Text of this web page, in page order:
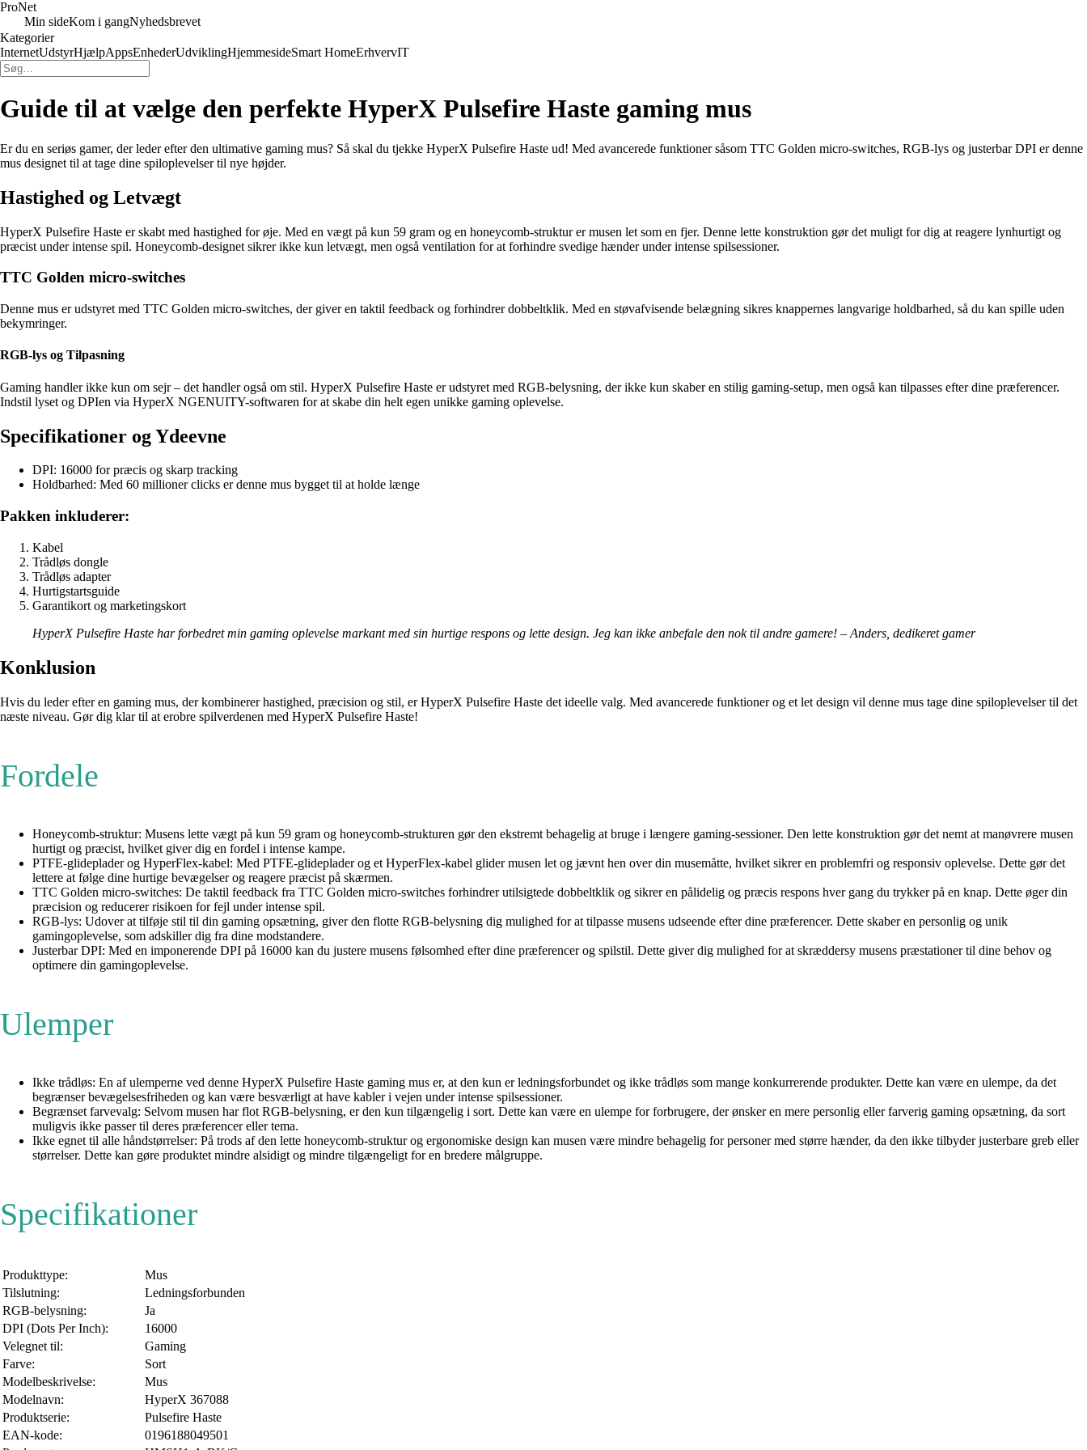
ProNet
Min sideKom i gangNyhedsbrevet
Kategorier
InternetUdstyrHjælpAppsEnhederUdviklingHjemmesideSmart HomeErhvervIT
Guide til at vælge den perfekte HyperX Pulsefire Haste gaming mus
Er du en seriøs gamer, der leder efter den ultimative gaming mus? Så skal du tjekke HyperX Pulsefire Haste ud! Med avancerede funktioner såsom TTC Golden micro-switches, RGB-lys og justerbar DPI er denne
mus designet til at tage dine spiloplevelser til nye højder.
Hastighed og Letvægt
HyperX Pulsefire Haste er skabt med hastighed for øje. Med en vægt på kun 59 gram og en honeycomb-struktur er musen let som en fjer. Denne lette konstruktion gør det muligt for dig at reagere lynhurtigt og
præcist under intense spil. Honeycomb-designet sikrer ikke kun letvægt, men også ventilation for at forhindre svedige hænder under intense spilsessioner.
TTC Golden micro-switches
Denne mus er udstyret med TTC Golden micro-switches, der giver en taktil feedback og forhindrer dobbeltklik. Med en støvafvisende belægning sikres knappernes langvarige holdbarhed, så du kan spille uden
bekymringer.
RGB-lys og Tilpasning
Gaming handler ikke kun om sejr – det handler også om stil. HyperX Pulsefire Haste er udstyret med RGB-belysning, der ikke kun skaber en stilig gaming-setup, men også kan tilpasses efter dine præferencer.
Indstil lyset og DPIen via HyperX NGENUITY-softwaren for at skabe din helt egen unikke gaming oplevelse.
Specifikationer og Ydeevne
DPI: 16000 for præcis og skarp tracking
Holdbarhed: Med 60 millioner clicks er denne mus bygget til at holde længe
Pakken inkluderer:
Kabel
Trådløs dongle
Trådløs adapter
Hurtigstartsguide
Garantikort og marketingskort
HyperX Pulsefire Haste har forbedret min gaming oplevelse markant med sin hurtige respons og lette design. Jeg kan ikke anbefale den nok til andre gamere! – Anders, dedikeret gamer
Konklusion
Hvis du leder efter en gaming mus, der kombinerer hastighed, præcision og stil, er HyperX Pulsefire Haste det ideelle valg. Med avancerede funktioner og et let design vil denne mus tage dine spiloplevelser til det
næste niveau. Gør dig klar til at erobre spilverdenen med HyperX Pulsefire Haste!
Fordele
Honeycomb-struktur: Musens lette vægt på kun 59 gram og honeycomb-strukturen gør den ekstremt behagelig at bruge i længere gaming-sessioner. Den lette konstruktion gør det nemt at manøvrere musen
hurtigt og præcist, hvilket giver dig en fordel i intense kampe.
PTFE-glideplader og HyperFlex-kabel: Med PTFE-glideplader og et HyperFlex-kabel glider musen let og jævnt hen over din musemåtte, hvilket sikrer en problemfri og responsiv oplevelse. Dette gør det
lettere at følge dine hurtige bevægelser og reagere præcist på skærmen.
TTC Golden micro-switches: De taktil feedback fra TTC Golden micro-switches forhindrer utilsigtede dobbeltklik og sikrer en pålidelig og præcis respons hver gang du trykker på en knap. Dette øger din
præcision og reducerer risikoen for fejl under intense spil.
RGB-lys: Udover at tilføje stil til din gaming opsætning, giver den flotte RGB-belysning dig mulighed for at tilpasse musens udseende efter dine præferencer. Dette skaber en personlig og unik
gamingoplevelse, som adskiller dig fra dine modstandere.
Justerbar DPI: Med en imponerende DPI på 16000 kan du justere musens følsomhed efter dine præferencer og spilstil. Dette giver dig mulighed for at skræddersy musens præstationer til dine behov og
optimere din gamingoplevelse.
Ulemper
Ikke trådløs: En af ulemperne ved denne HyperX Pulsefire Haste gaming mus er, at den kun er ledningsforbundet og ikke trådløs som mange konkurrerende produkter. Dette kan være en ulempe, da det
begrænser bevægelsesfriheden og kan være besværligt at have kabler i vejen under intense spilsessioner.
Begrænset farvevalg: Selvom musen har flot RGB-belysning, er den kun tilgængelig i sort. Dette kan være en ulempe for forbrugere, der ønsker en mere personlig eller farverig gaming opsætning, da sort
muligvis ikke passer til deres præferencer eller tema.
Ikke egnet til alle håndstørrelser: På trods af den lette honeycomb-struktur og ergonomiske design kan musen være mindre behagelig for personer med større hænder, da den ikke tilbyder justerbare greb eller
størrelser. Dette kan gøre produktet mindre alsidigt og mindre tilgængeligt for en bredere målgruppe.
Specifikationer
Produkttype:
Mus
Tilslutning:
Ledningsforbunden
RGB-belysning:
Ja
DPI (Dots Per Inch):
16000
Velegnet til:
Gaming
Farve:
Sort
Modelbeskrivelse:
Mus
Modelnavn:
HyperX 367088
Produktserie:
Pulsefire Haste
EAN-kode:
0196188049501